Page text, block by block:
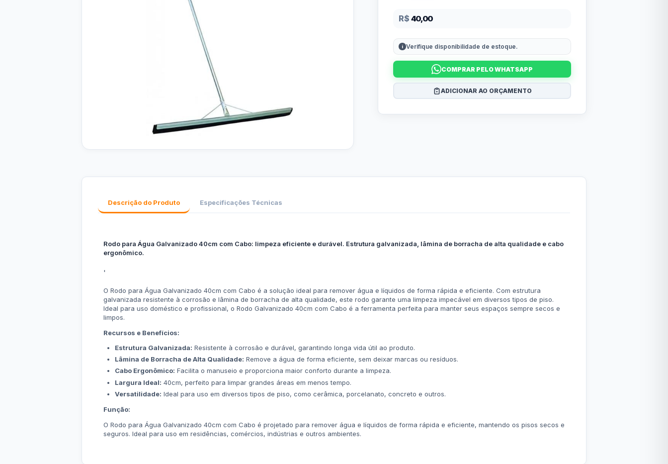
R$ 40,00
Verifique disponibilidade de estoque.
COMPRAR PELO WHATSAPP
ADICIONAR AO ORÇAMENTO
Descrição do Produto Especificações Técnicas
Rodo para Água Galvanizado 40cm com Cabo: limpeza eficiente e durável. Estrutura galvanizada, lâmina de borracha de alta qualidade e cabo
ergonômico.
'
O Rodo para Água Galvanizado 40cm com Cabo é a solução ideal para remover água e líquidos de forma rápida e eficiente. Com estrutura
galvanizada resistente à corrosão e lâmina de borracha de alta qualidade, este rodo garante uma limpeza impecável em diversos tipos de piso.
Ideal para uso doméstico e profissional, o Rodo Galvanizado 40cm com Cabo é a ferramenta perfeita para manter seus espaços sempre secos e
limpos.
Recursos e Benefícios:
Estrutura Galvanizada: Resistente à corrosão e durável, garantindo longa vida útil ao produto.
Lâmina de Borracha de Alta Qualidade: Remove a água de forma eficiente, sem deixar marcas ou resíduos.
Cabo Ergonômico: Facilita o manuseio e proporciona maior conforto durante a limpeza.
Largura Ideal: 40cm, perfeito para limpar grandes áreas em menos tempo.
Versatilidade: Ideal para uso em diversos tipos de piso, como cerâmica, porcelanato, concreto e outros.
Função:
O Rodo para Água Galvanizado 40cm com Cabo é projetado para remover água e líquidos de forma rápida e eficiente, mantendo os pisos secos e
seguros. Ideal para uso em residências, comércios, indústrias e outros ambientes.